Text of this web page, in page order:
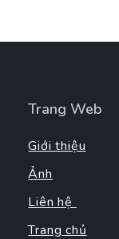
Trang Web
Giới thiệu
Ảnh
Liên hệ
Trang chủ